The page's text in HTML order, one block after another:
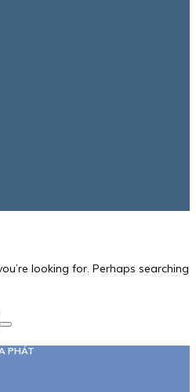
looking for. Perhaps searching
PHÁT